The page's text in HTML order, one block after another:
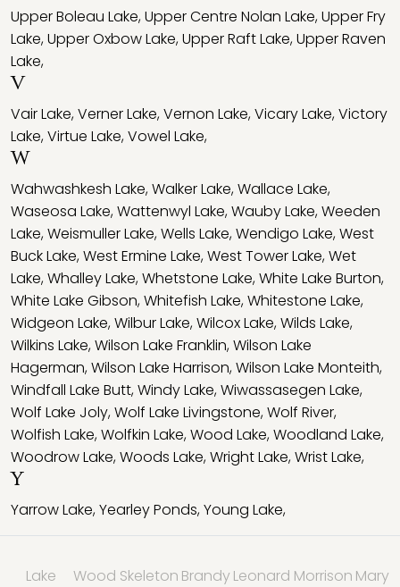
Upper Boleau Lake,Upper Centre Nolan Lake,Upper Fry
Lake,Upper Oxbow Lake,Upper Raft Lake,Upper Raven
Lake,
V
Vair Lake,Verner Lake,Vernon Lake,Vicary Lake,Victory
Lake,Virtue Lake,Vowel Lake,
W
Wahwashkesh Lake,Walker Lake,Wallace Lake,
Waseosa Lake,Wattenwyl Lake,Wauby Lake,Weeden
Lake,Weismuller Lake,Wells Lake,Wendigo Lake,West
Buck Lake,West Ermine Lake,West Tower Lake,Wet
Lake,Whalley Lake,Whetstone Lake,White Lake Burton,
White Lake Gibson,Whitefish Lake,Whitestone Lake,
Widgeon Lake,Wilbur Lake,Wilcox Lake,Wilds Lake,
Wilkins Lake,Wilson Lake Franklin,Wilson Lake
Hagerman,Wilson Lake Harrison,Wilson Lake Monteith,
Windfall Lake Butt,Windy Lake,Wiwassasegen Lake,
Wolf Lake Joly,Wolf Lake Livingstone,Wolf River,
Wolfish Lake,Wolfkin Lake,Wood Lake,Woodland Lake,
Woodrow Lake,Woods Lake,Wright Lake,Wrist Lake,
Y
Yarrow Lake,Yearley Ponds,Young Lake,
Lake
Wood Skeleton Brandy Leonard Morrison Mary